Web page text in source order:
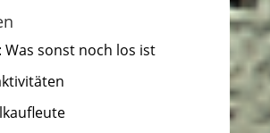
Was sonst noch los ist